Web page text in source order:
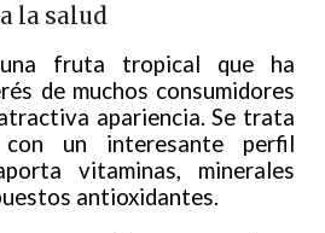
la salud
fruta tropical que ha
de muchos consumidores
apariencia. Se trata
un interesante perfil
vitaminas, minerales
antioxidantes.